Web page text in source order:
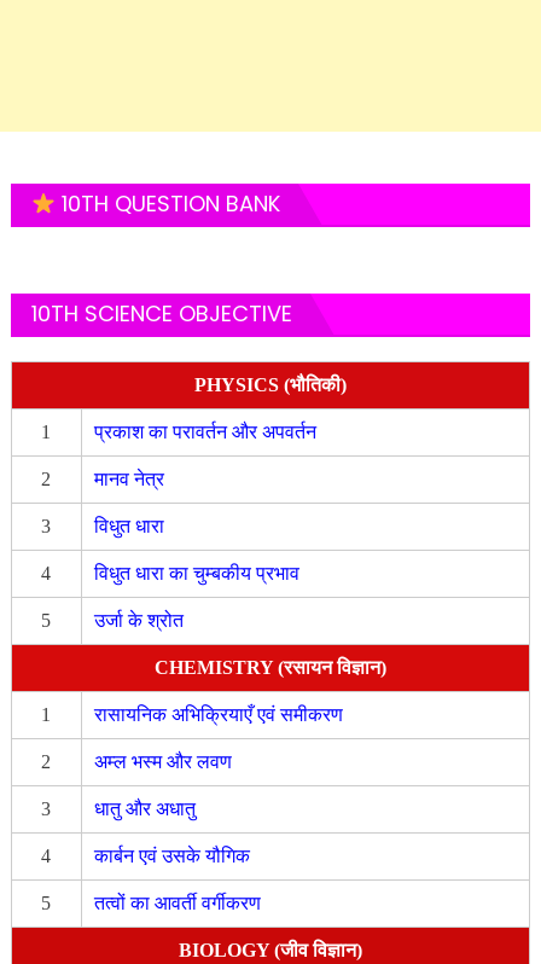
10TH QUESTION BANK
10TH SCIENCE OBJECTIVE
PHYSICS (भौतिकी)
1 प्रकाश का परावर्तन और अपवर्तन
2 मानव नेत्र
3 विधुत धारा
4 विधुत धारा का चुम्बकीय प्रभाव
5 उर्जा के श्रोत
CHEMISTRY (रसायन विज्ञान)
1 रासायनिक अभिक्रियाएँ एवं समीकरण
2 अम्ल भस्म और लवण
3 धातु और अधातु
4 कार्बन एवं उसके यौगिक
5 तत्वों का आवर्ती वर्गीकरण
BIOLOGY (जीव विज्ञान)